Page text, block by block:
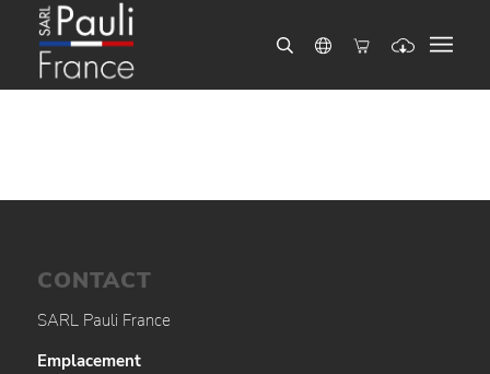
CONTACT
SARL Pauli France
Emplacement